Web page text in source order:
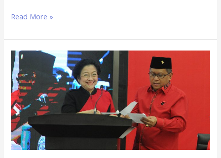
Read More »
PDIP
Usung
Djarot
di
Sumut
dan
KH
Abdul
Ghani